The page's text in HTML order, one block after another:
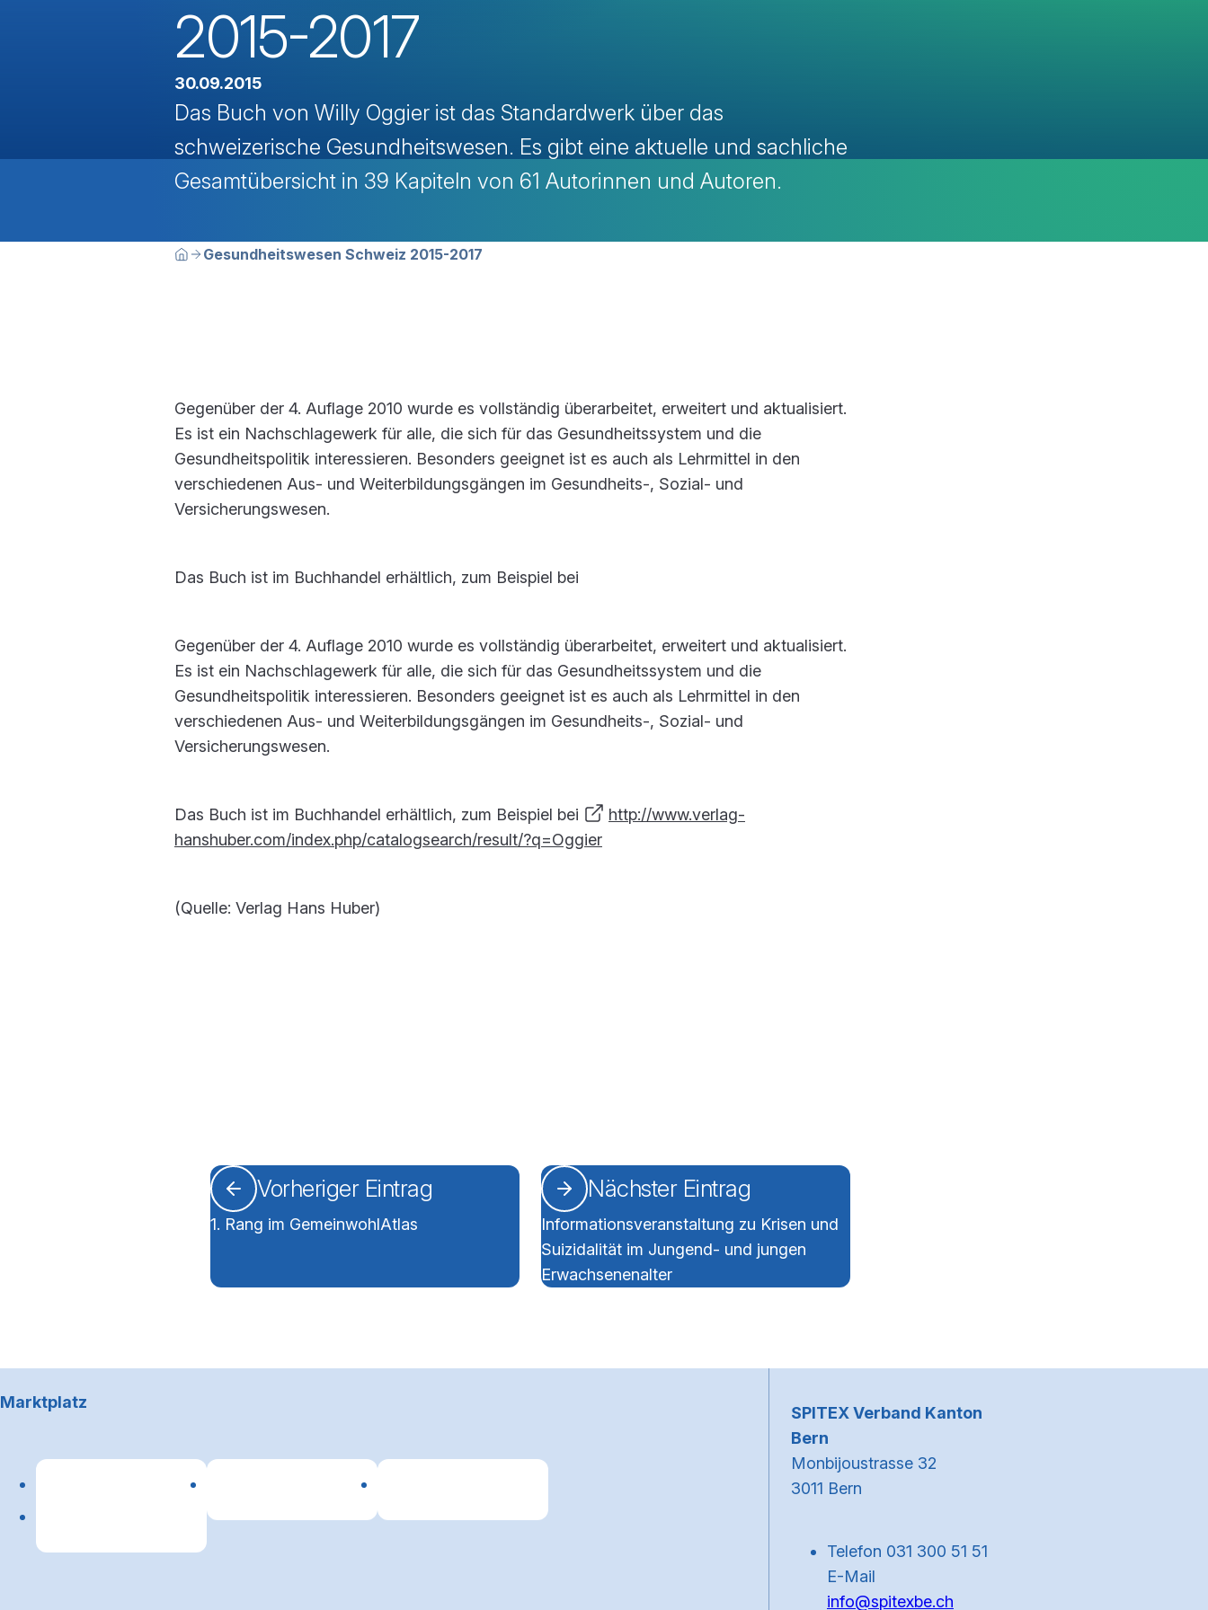
2015-2017
30.09.2015
Das Buch von Willy Oggier ist das Standardwerk über das
schweizerische Gesundheitswesen. Es gibt eine aktuelle und sachliche
Gesamtübersicht in 39 Kapiteln von 61 Autorinnen und Autoren.
Breadcrumbnavigation
Sie befinden sich hier:
HomeGesundheitswesen Schweiz 2015-2017
Gegenüber der 4. Auflage 2010 wurde es vollständig überarbeitet, erweitert und aktualisiert.
Es ist ein Nachschlagewerk für alle, die sich für das Gesundheitssystem und die
Gesundheitspolitik interessieren. Besonders geeignet ist es auch als Lehrmittel in den
verschiedenen Aus- und Weiterbildungsgängen im Gesundheits-, Sozial- und
Versicherungswesen.
Das Buch ist im Buchhandel erhältlich, zum Beispiel bei
Gegenüber der 4. Auflage 2010 wurde es vollständig überarbeitet, erweitert und aktualisiert.
Es ist ein Nachschlagewerk für alle, die sich für das Gesundheitssystem und die
Gesundheitspolitik interessieren. Besonders geeignet ist es auch als Lehrmittel in den
verschiedenen Aus- und Weiterbildungsgängen im Gesundheits-, Sozial- und
Versicherungswesen.
Das Buch ist im Buchhandel erhältlich, zum Beispiel bei
http://www.verlag-
hanshuber.com/index.php/catalogsearch/result/?q=Oggier
(Quelle: Verlag Hans Huber)
Vorheriger Eintrag
1. Rang im GemeinwohlAtlas
Nächster Eintrag
Informationsveranstaltung zu Krisen und
Suizidalität im Jungend- und jungen
Erwachsenenalter
Marktplatz
~Kontaktinformationen
SPITEX Verband Kanton
Bern
Monbijoustrasse 32
3011 Bern
Telefon 031 300 51 51
E-Mail
info@spitexbe.ch